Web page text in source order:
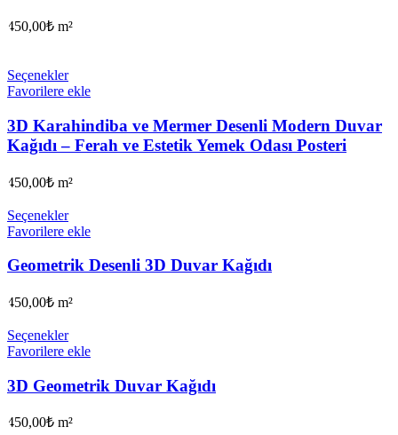
450,00₺ m²
Seçenekler
Favorilere ekle
3D Karahindiba ve Mermer Desenli Modern Duvar
Kağıdı – Ferah ve Estetik Yemek Odası Posteri
450,00₺ m²
Seçenekler
Favorilere ekle
Geometrik Desenli 3D Duvar Kağıdı
450,00₺ m²
Seçenekler
Favorilere ekle
3D Geometrik Duvar Kağıdı
450,00₺ m²